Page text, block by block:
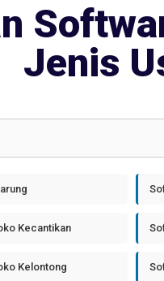
Jenis
Kecantikan
Kelontong